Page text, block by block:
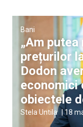
Bani
„Am
prețurilor
Dodon
economici
obiectele
Stela Untila |18